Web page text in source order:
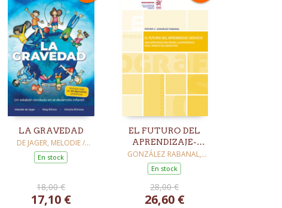
LA GRAVEDAD
DE JAGER, MELODIE /
EFIMOV, OLEG / EFIMOVA,
VICTORIA
En stock
18,00 €
17,10 €
EL FUTURO DEL
APRENDIZAJE-
SERVICIO
GONZÁLEZ RABANAL,
MIRYAM DE LA
CONCEPCIÓN
En stock
28,00 €
26,60 €